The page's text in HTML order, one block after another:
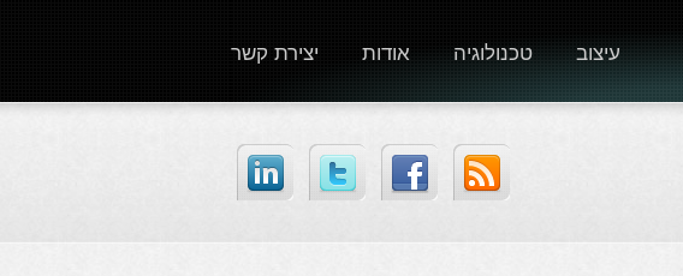
יצירת קשר אודות טכנולוגיה עיצוב